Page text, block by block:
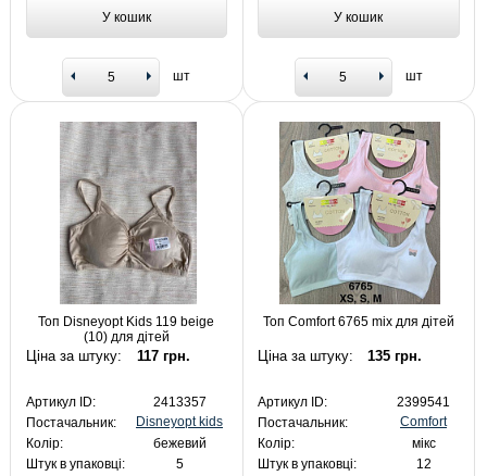
У кошик
шт
У кошик
шт
Топ Disneyopt Kids 119 beige
(10) для дітей
Ціна за штуку: 117 грн.
Артикул ID:
2413357
Постачальник:
Disneyopt kids
Колір:
бежевий
Штук в упаковці:
5
Топ Comfort 6765 mix для дітей
Ціна за штуку: 135 грн.
Артикул ID:
2399541
Постачальник:
Comfort
Колір:
мікс
Штук в упаковці:
12